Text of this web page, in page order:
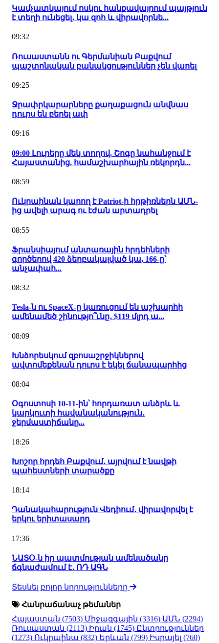
Կամչատկայում ոսկու հանքավայրում պայթյուն
է տեղի ունեցել․ կա զոհ և վիրավորնե...
09:32
Ռուսաստանն ու Գերմանիան Բաքվում
պաշտոնական բանակցություններ չեն վարել
09:25
Ջրափրկարարները քաղաքացուն անվնաս
դուրս են բերել ափ
09:16
09:00 Լուրերը մեկ տողով. Շոգը նահանջում է
Հայաստանից, համաշխարհային ռեկորդն...
08:59
Ուկրաինան կարող է Patriot-ի հրթիռներն ԱՄՆ-
ից ավելի արագ ու էժան արտադրել
08:55
Ֆրանսիայում անտառային հրդեհների
գործերով 420 ձերբակալված կա, 166-ը՝
անչափահ...
08:32
Tesla-ն ու SpaceX-ը կառուցում են աշխարհի
ամենամեծ շինությո՞ւնը․ $119 մլրդ ա...
08:09
Խնձորեսկում զբոսաշրջիկներով
ավտոմեքենան դուրս է եկել ճանապարհից
08:04
Օգոստոսի 10-11-ին՝ հորդառատ անձրև և
կարկուտի հավանականություն․
ջերմաստիճանը...
18:26
Խոշոր հրդեհ Բաքվում․ այրվում է նավթի
պահեստների տարածքը
18:14
Դանակահարություն Վեդիում․ վիրավորվել է
երկու երիտասարդ
17:36
ՆԱՏՕ-ն իր պատմության ամենածանր
ճգնաժամում է․ ՌԴ ԱԳՆ
Տեսնել բոլոր նորությունները
Հանրաճանաչ թեմաներ
Հայաստան (7503) Միջազգային (3316) ԱՄՆ (2294)
Ռուսաստան (2113) Իրան (1745) Ընտրություններ
(1273) Ուկրաինա (832) Երևան (799) Իսրայել (760)